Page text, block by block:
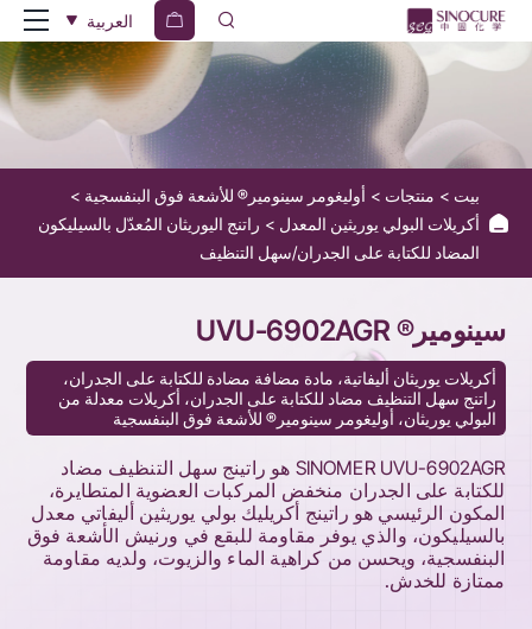
Sinomer®
UVU-
6902AGR
العربية
بيت منتجات
أوليغومر سينومير® للأشعة فوق البنفسجية
أكريلات البولي يوريثين المعدل
راتنج اليوريثان المُعدّل بالسيليكون
المضاد للكتابة على الجدران/سهل التنظيف
سينومير® UVU-6902AGR
أكريلات يوريثان أليفاتية، مادة مضافة مضادة للكتابة على الجدران،
راتنج سهل التنظيف مضاد للكتابة على الجدران، أكريلات معدلة من
البولي يوريثان، أوليغومر سينومير® للأشعة فوق البنفسجية
SINOMER UVU-6902AGR هو راتينج سهل التنظيف مضاد
للكتابة على الجدران منخفض المركبات العضوية المتطايرة،
المكون الرئيسي هو راتينج أكريليك بولي يوريثين أليفاتي معدل
بالسيليكون، والذي يوفر مقاومة للبقع في ورنيش الأشعة فوق
البنفسجية، ويحسن من كراهية الماء والزيوت، ولديه مقاومة
ممتازة للخدش.